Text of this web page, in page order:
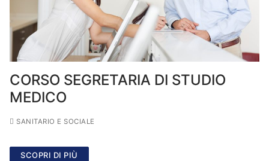
CORSO SEGRETARIA DI STUDIO
MEDICO
SANITARIO E SOCIALE
SCOPRI DI PIÙ